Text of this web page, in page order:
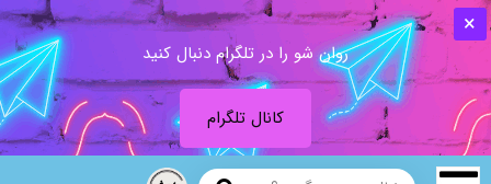
روان شو را در تلگرام دنبال کنید
کانال تلگرام